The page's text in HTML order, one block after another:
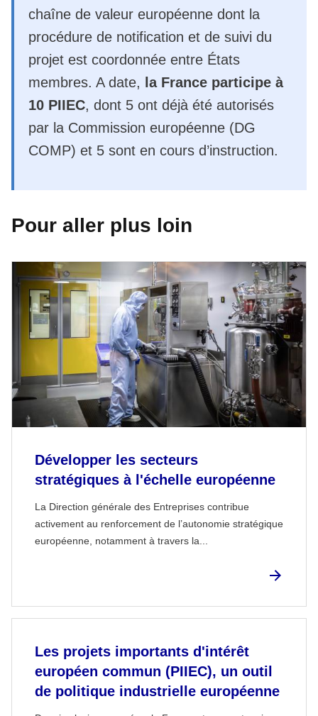
chaîne de valeur européenne dont la
procédure de notification et de suivi du
projet est coordonnée entre États
membres. A date, la France participe à
10 PIIEC, dont 5 ont déjà été autorisés
par la Commission européenne (DG
COMP) et 5 sont en cours d’instruction.
Pour aller plus loin
Développer les secteurs
stratégiques à l'échelle européenne
La Direction générale des Entreprises contribue
activement au renforcement de l’autonomie stratégique
européenne, notamment à travers la...
Les projets importants d'intérêt
européen commun (PIIEC), un outil
de politique industrielle européenne